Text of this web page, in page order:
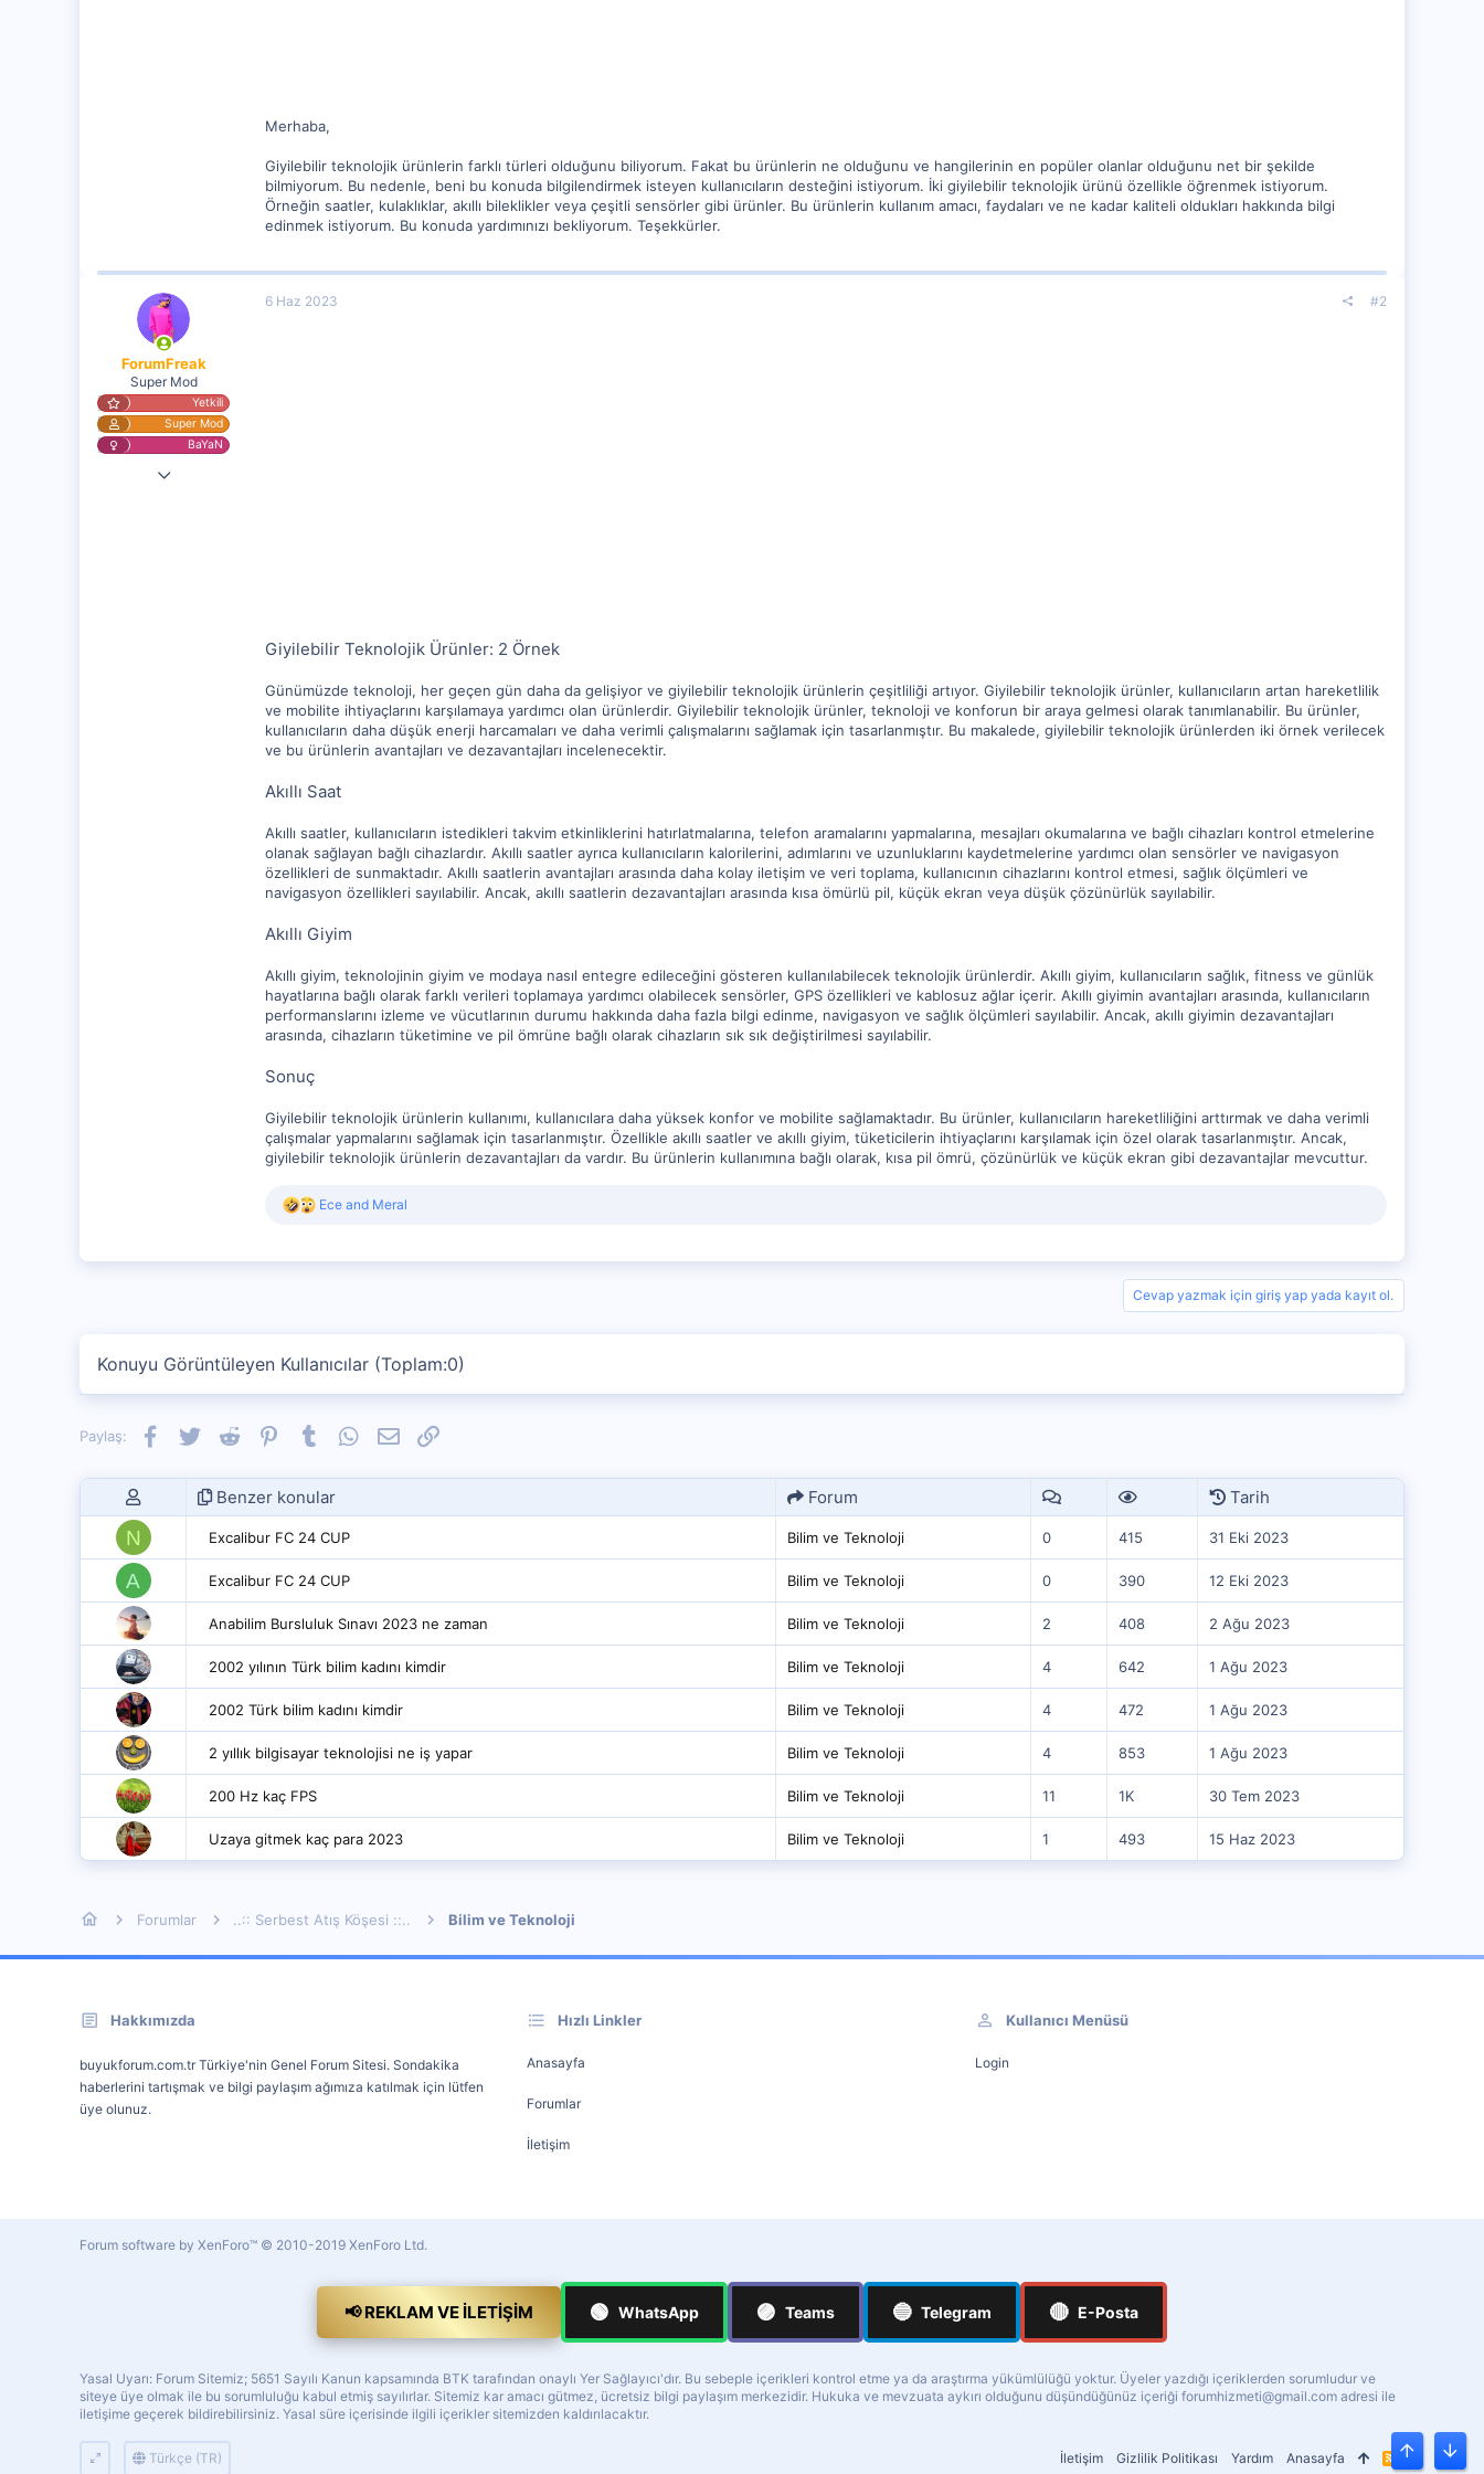
Merhaba,
Giyilebilir teknolojik ürünlerin farklı türleri olduğunu biliyorum. Fakat bu ürünlerin ne olduğunu ve hangilerinin en popüler olanlar olduğunu net bir şekilde
bilmiyorum. Bu nedenle, beni bu konuda bilgilendirmek isteyen kullanıcıların desteğini istiyorum. İki giyilebilir teknolojik ürünü özellikle öğrenmek istiyorum.
Örneğin saatler, kulaklıklar, akıllı bileklikler veya çeşitli sensörler gibi ürünler. Bu ürünlerin kullanım amacı, faydaları ve ne kadar kaliteli oldukları hakkında bilgi
edinmek istiyorum. Bu konuda yardımınızı bekliyorum. Teşekkürler.
ForumFreak
Super Mod
Yetkili
Super Mod
BaYaN
2 Nis 2023
6 Haz 2023 #2
Giyilebilir Teknolojik Ürünler: 2 Örnek
Günümüzde teknoloji, her geçen gün daha da gelişiyor ve giyilebilir teknolojik ürünlerin çeşitliliği artıyor. Giyilebilir teknolojik ürünler, kullanıcıların artan hareketlilik
ve mobilite ihtiyaçlarını karşılamaya yardımcı olan ürünlerdir. Giyilebilir teknolojik ürünler, teknoloji ve konforun bir araya gelmesi olarak tanımlanabilir. Bu ürünler,
kullanıcıların daha düşük enerji harcamaları ve daha verimli çalışmalarını sağlamak için tasarlanmıştır. Bu makalede, giyilebilir teknolojik ürünlerden iki örnek verilecek
ve bu ürünlerin avantajları ve dezavantajları incelenecektir.
Akıllı Saat
Akıllı saatler, kullanıcıların istedikleri takvim etkinliklerini hatırlatmalarına, telefon aramalarını yapmalarına, mesajları okumalarına ve bağlı cihazları kontrol etmelerine
olanak sağlayan bağlı cihazlardır. Akıllı saatler ayrıca kullanıcıların kalorilerini, adımlarını ve uzunluklarını kaydetmelerine yardımcı olan sensörler ve navigasyon
özellikleri de sunmaktadır. Akıllı saatlerin avantajları arasında daha kolay iletişim ve veri toplama, kullanıcının cihazlarını kontrol etmesi, sağlık ölçümleri ve
navigasyon özellikleri sayılabilir. Ancak, akıllı saatlerin dezavantajları arasında kısa ömürlü pil, küçük ekran veya düşük çözünürlük sayılabilir.
Akıllı Giyim
Akıllı giyim, teknolojinin giyim ve modaya nasıl entegre edileceğini gösteren kullanılabilecek teknolojik ürünlerdir. Akıllı giyim, kullanıcıların sağlık, fitness ve günlük
hayatlarına bağlı olarak farklı verileri toplamaya yardımcı olabilecek sensörler, GPS özellikleri ve kablosuz ağlar içerir. Akıllı giyimin avantajları arasında, kullanıcıların
performanslarını izleme ve vücutlarının durumu hakkında daha fazla bilgi edinme, navigasyon ve sağlık ölçümleri sayılabilir. Ancak, akıllı giyimin dezavantajları
arasında, cihazların tüketimine ve pil ömrüne bağlı olarak cihazların sık sık değiştirilmesi sayılabilir.
Sonuç
Giyilebilir teknolojik ürünlerin kullanımı, kullanıcılara daha yüksek konfor ve mobilite sağlamaktadır. Bu ürünler, kullanıcıların hareketliliğini arttırmak ve daha verimli
çalışmalar yapmalarını sağlamak için tasarlanmıştır. Özellikle akıllı saatler ve akıllı giyim, tüketicilerin ihtiyaçlarını karşılamak için özel olarak tasarlanmıştır. Ancak,
giyilebilir teknolojik ürünlerin dezavantajları da vardır. Bu ürünlerin kullanımına bağlı olarak, kısa pil ömrü, çözünürlük ve küçük ekran gibi dezavantajlar mevcuttur.
R
:
Ece and Meral
Cevap yazmak için giriş yap yada kayıt ol.
Konuyu Görüntüleyen Kullanıcılar (Toplam:0)
Paylaş: Facebook
TwitterReddit PinterestTumblrWhatsApp
E-postaLink
Benzer konular Forum Tarih
N Excalibur FC 24 CUP Bilim ve Teknoloji 0 415 31 Eki 2023
A Excalibur FC 24 CUP Bilim ve Teknoloji 0 390 12 Eki 2023
Anabilim Bursluluk Sınavı 2023 ne zaman Bilim ve Teknoloji 2 408 2 Ağu 2023
2002 yılının Türk bilim kadını kimdir Bilim ve Teknoloji 4 642 1 Ağu 2023
2002 Türk bilim kadını kimdir Bilim ve Teknoloji 4 472 1 Ağu 2023
2 yıllık bilgisayar teknolojisi ne iş yapar Bilim ve Teknoloji 4 853 1 Ağu 2023
200 Hz kaç FPS Bilim ve Teknoloji 11 1K 30 Tem 2023
Uzaya gitmek kaç para 2023 Bilim ve Teknoloji 1 493 15 Haz 2023
Forumlar ..:: Serbest Atış Köşesi ::.. Bilim ve Teknoloji
Hakkımızda
buyukforum.com.tr Türkiye'nin Genel Forum Sitesi. Sondakika
haberlerini tartışmak ve bilgi paylaşım ağımıza katılmak için lütfen
üye olunuz.
Hızlı Linkler
Anasayfa
Forumlar
İletişim
Kullanıcı Menüsü
Login
Türkçe (TR) İletişim Gizlilik Politikası Yardım Anasayfa
S
Forum software by XenForo™ © 2010-2019 XenForo Ltd.
📢 REKLAM VE İLETIŞIM 🟢 WhatsApp 🟣 Teams 🔵 Telegram 🔴 E-Posta
Yasal Uyarı: Forum Sitemiz; 5651 Sayılı Kanun kapsamında BTK tarafından onaylı Yer Sağlayıcı'dır. Bu sebeple içerikleri kontrol etme ya da araştırma yükümlülüğü yoktur. Üyeler yazdığı içeriklerden sorumludur ve
siteye üye olmak ile bu sorumluluğu kabul etmiş sayılırlar. Sitemiz kar amacı gütmez, ücretsiz bilgi paylaşım merkezidir. Hukuka ve mevzuata aykırı olduğunu düşündüğünüz içeriği forumhizmeti@gmail.com adresi ile
iletişime geçerek bildirebilirsiniz. Yasal süre içerisinde ilgili içerikler sitemizden kaldırılacaktır.
Üst Alt